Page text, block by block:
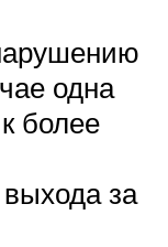
одна
более
за